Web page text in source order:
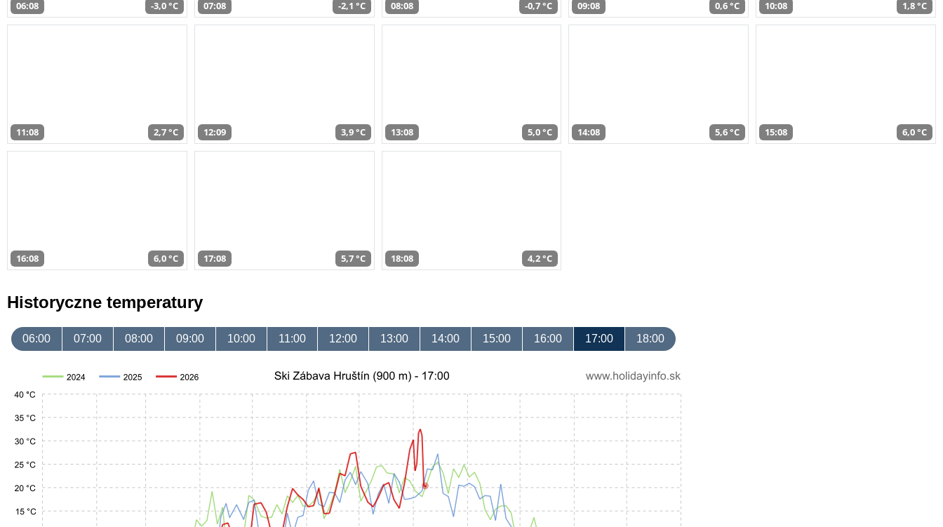
06:08 -3,0 °C 07:08 -2,1 °C 08:08 -0,7 °C 09:08 0,6 °C 10:08 1,8 °C
11:08 2,7 °C 12:09 3,9 °C 13:08 5,0 °C 14:08 5,6 °C 15:08 6,0 °C
16:08 6,0 °C 17:08 5,7 °C 18:08 4,2 °C
Historyczne temperatury
06:00 07:00 08:00 09:00 10:00 11:00 12:00 13:00 14:00 15:00 16:00 17:00 18:00